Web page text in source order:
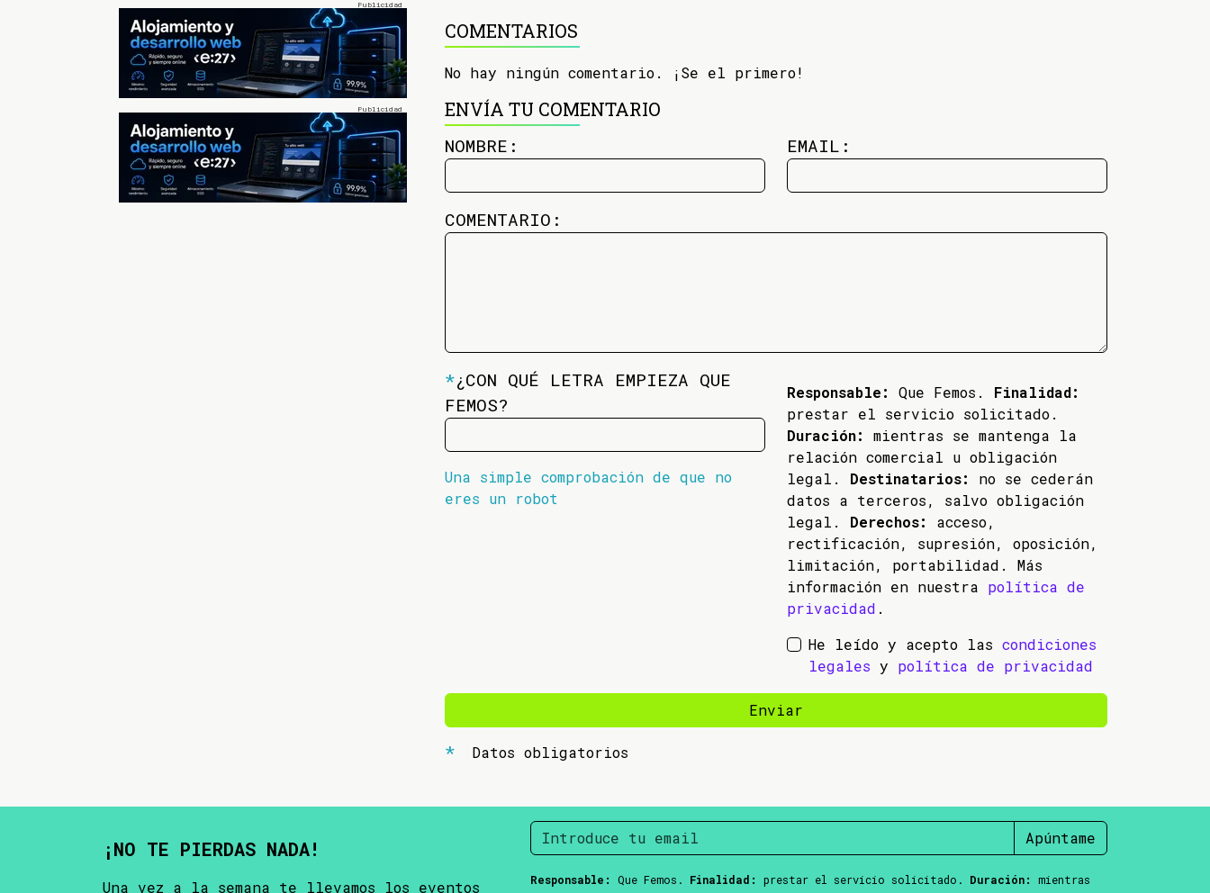
COMENTARIOS
No hay ningún comentario. ¡Se el primero!
ENVÍA TU COMENTARIO
NOMBRE: EMAIL:
COMENTARIO:
*¿CON QUÉ LETRA EMPIEZA QUE
FEMOS?
Una simple comprobación de que no
eres un robot
Responsable: Que Femos. Finalidad:
prestar el servicio solicitado.
Duración:
mientras se mantenga la
relación comercial u obligación
legal. Destinatarios:
no se cederán
datos a terceros, salvo obligación
legal. Derechos:
acceso,
rectificación, supresión, oposición,
limitación, portabilidad. Más
información en nuestra política de
privacidad .
He leído y acepto las condiciones
legales y política de privacidad
Enviar
Datos obligatorios
¡NO TE PIERDAS NADA!
Una vez a la semana te llevamos los eventos
Apúntame
Responsable: Que Femos. Finalidad: prestar el servicio solicitado. Duración:
mientras